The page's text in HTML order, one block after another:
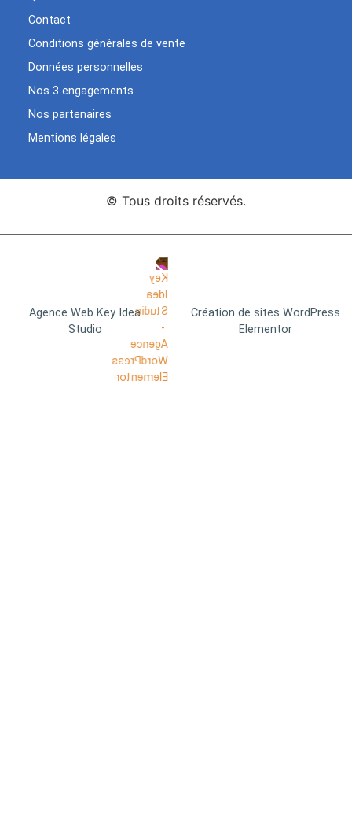
Contact
Conditions générales de vente
Données personnelles
Nos 3 engagements
Nos partenaires
Mentions légales
© Tous droits réservés.
Agence Web Key Idea
Studio
Création de sites WordPress
Elementor